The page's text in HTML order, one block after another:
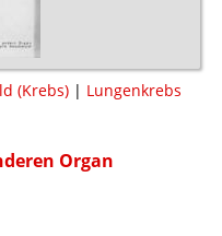
(Krebs) | Lungenkrebs
Organ